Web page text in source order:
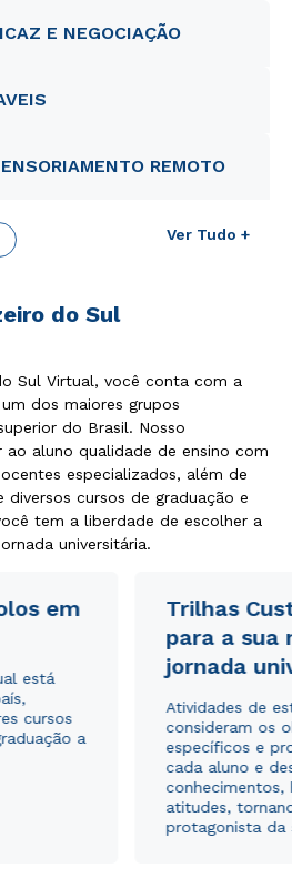
E NEGOCIAÇÃO
REMOTO
Ver Tudo +
do Sul
Sul Virtual, você conta com a
dos maiores grupos
do Brasil. Nosso
aluno qualidade de ensino com
especializados, além de
diversos cursos de graduação e
tem a liberdade de escolher a
universitária.
em
está
cursos
a
Trilhas
para a sua
jornada
Atividades de
consideram os
específicos e
cada aluno e
conhecimentos,
atitudes,
protagonista da
ou
a
sejam utilizados para o